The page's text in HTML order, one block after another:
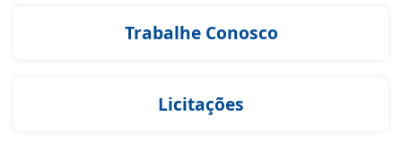
Trabalhe Conosco
Licitações